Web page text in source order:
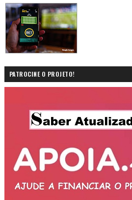
PATROCINE O PROJETO!